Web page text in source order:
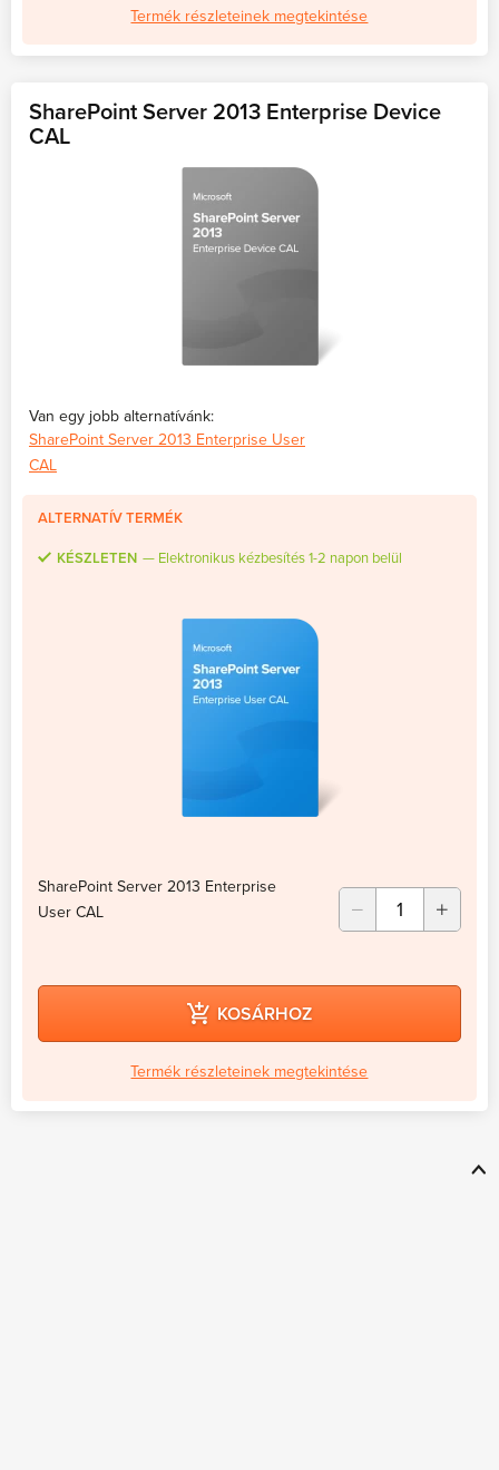
Termék részleteinek megtekintése
SharePoint Server 2013 Enterprise Device
CAL
Van egy jobb alternatívánk:
SharePoint Server 2013 Enterprise User
CAL
ALTERNATÍV TERMÉK
KÉSZLETEN Elektronikus kézbesítés 1-2 napon belül
SharePoint Server 2013 Enterprise
User CAL
KOSÁRHOZ
Termék részleteinek megtekintése